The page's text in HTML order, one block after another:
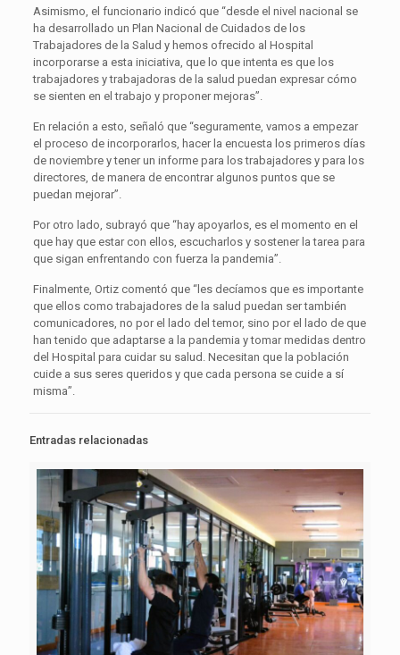
Asimismo, el funcionario indicó que “desde el nivel nacional se
ha desarrollado un Plan Nacional de Cuidados de los
Trabajadores de la Salud y hemos ofrecido al Hospital
incorporarse a esta iniciativa, que lo que intenta es que los
trabajadores y trabajadoras de la salud puedan expresar cómo
se sienten en el trabajo y proponer mejoras”.
En relación a esto, señaló que “seguramente, vamos a empezar
el proceso de incorporarlos, hacer la encuesta los primeros días
de noviembre y tener un informe para los trabajadores y para los
directores, de manera de encontrar algunos puntos que se
puedan mejorar”.
Por otro lado, subrayó que “hay apoyarlos, es el momento en el
que hay que estar con ellos, escucharlos y sostener la tarea para
que sigan enfrentando con fuerza la pandemia”.
Finalmente, Ortiz comentó que “les decíamos que es importante
que ellos como trabajadores de la salud puedan ser también
comunicadores, no por el lado del temor, sino por el lado de que
han tenido que adaptarse a la pandemia y tomar medidas dentro
del Hospital para cuidar su salud. Necesitan que la población
cuide a sus seres queridos y que cada persona se cuide a sí
misma”.
Entradas relacionadas